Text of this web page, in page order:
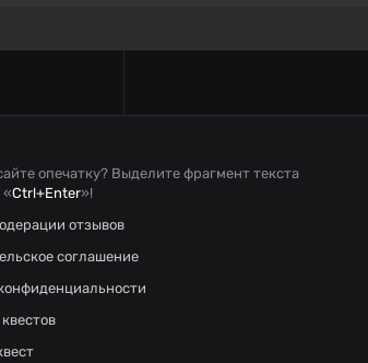
опечатку? Выделите фрагмент текста
«Ctrl+Enter»!
отзывов
соглашение